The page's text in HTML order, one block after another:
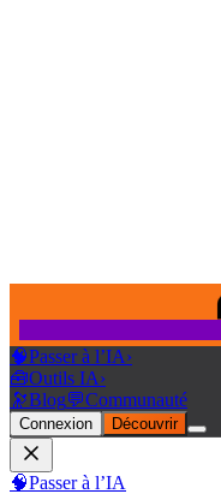
🧠Passer à l’IA›
🧰Outils IA›
🔭Blog💬Communauté
Connexion Découvrir
🧠Passer à l’IA